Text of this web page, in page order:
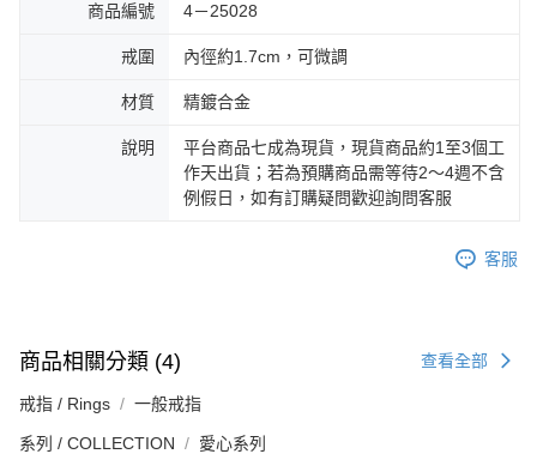
商品編號 4－25028
戒圍 內徑約1.7cm，可微調
材質 精鍍合金
說明
平台商品七成為現貨，現貨商品約1至3個工
作天出貨；若為預購商品需等待2～4週不含
例假日，如有訂購疑問歡迎詢問客服
客服
商品相關分類 (4) 查看全部
戒指 / Rings 一般戒指
系列 / COLLECTION 愛心系列